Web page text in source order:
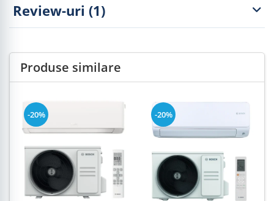
Review-uri (1)
Produse similare
-20% -20%